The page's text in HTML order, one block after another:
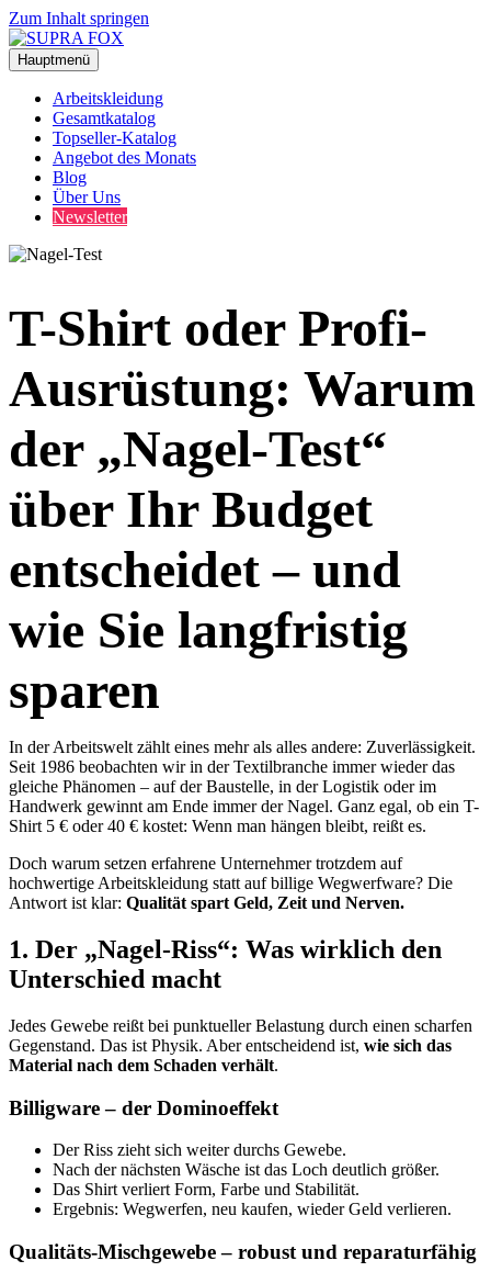
Zum Inhalt springen
Hauptmenü
Arbeitskleidung
Gesamtkatalog
Topseller-Katalog
Angebot des Monats
Blog
Über Uns
Newsletter
T-Shirt oder Profi-
Ausrüstung: Warum
der „Nagel-Test“
über Ihr Budget
entscheidet – und
wie Sie langfristig
sparen
In der Arbeitswelt zählt eines mehr als alles andere: Zuverlässigkeit.
Seit 1986 beobachten wir in der Textilbranche immer wieder das
gleiche Phänomen – auf der Baustelle, in der Logistik oder im
Handwerk gewinnt am Ende immer der Nagel. Ganz egal, ob ein T-
Shirt 5 € oder 40 € kostet: Wenn man hängen bleibt, reißt es.
Doch warum setzen erfahrene Unternehmer trotzdem auf
hochwertige Arbeitskleidung statt auf billige Wegwerfware? Die
Antwort ist klar: Qualität spart Geld, Zeit und Nerven.
1. Der „Nagel-Riss“: Was wirklich den
Unterschied macht
Jedes Gewebe reißt bei punktueller Belastung durch einen scharfen
Gegenstand. Das ist Physik. Aber entscheidend ist, wie sich das
Material nach dem Schaden verhält.
Billigware – der Dominoeffekt
Der Riss zieht sich weiter durchs Gewebe.
Nach der nächsten Wäsche ist das Loch deutlich größer.
Das Shirt verliert Form, Farbe und Stabilität.
Ergebnis: Wegwerfen, neu kaufen, wieder Geld verlieren.
Qualitäts-Mischgewebe – robust und reparaturfähig